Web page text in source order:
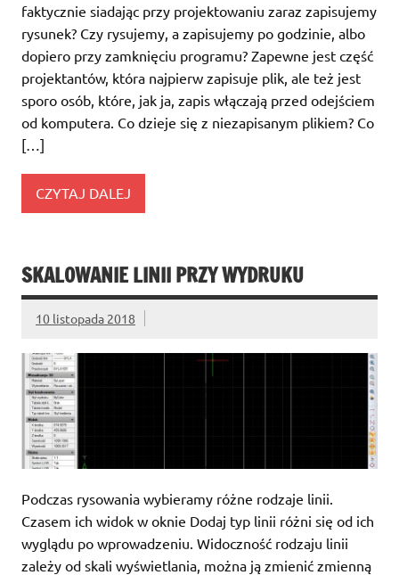
faktycznie siadając przy projektowaniu zaraz zapisujemy
rysunek? Czy rysujemy, a zapisujemy po godzinie, albo
dopiero przy zamknięciu programu? Zapewne jest część
projektantów, która najpierw zapisuje plik, ale też jest
sporo osób, które, jak ja, zapis włączają przed odejściem
od komputera. Co dzieje się z niezapisanym plikiem? Co
[…]
CZYTAJ DALEJ
SKALOWANIE LINII PRZY WYDRUKU
10 listopada 2018
Podczas rysowania wybieramy różne rodzaje linii.
Czasem ich widok w oknie Dodaj typ linii różni się od ich
wyglądu po wprowadzeniu. Widoczność rodzaju linii
zależy od skali wyświetlania, można ją zmienić zmienną